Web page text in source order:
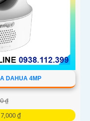
DAHUA 4MP
₫
₫